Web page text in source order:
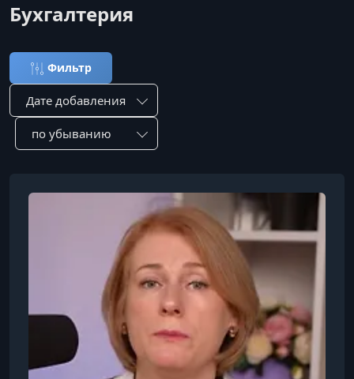
Бухгалтерия
Фильтр
Сортировка по:
Сотировать по: